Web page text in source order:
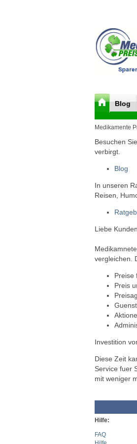
Blog
Medikamente
Besuchen
verbirgt.
Blog
In unseren
Reisen,
Liebe Kunden,
vergleichen.
Preise
Preis
Investition
Diese Zeit
Service fuer
mit weniger
Hilfe:
FAQ